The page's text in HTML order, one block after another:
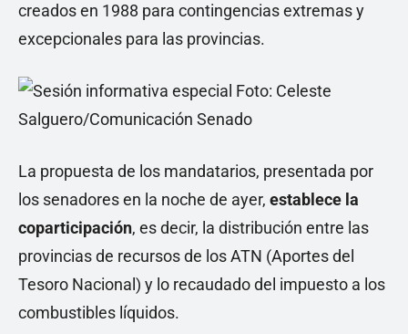
creados en 1988 para contingencias extremas y
excepcionales para las provincias.
La propuesta de los mandatarios, presentada por
los senadores en la noche de ayer, establece la
coparticipación, es decir, la distribución entre las
provincias de recursos de los ATN (Aportes del
Tesoro Nacional) y lo recaudado del impuesto a los
combustibles líquidos.